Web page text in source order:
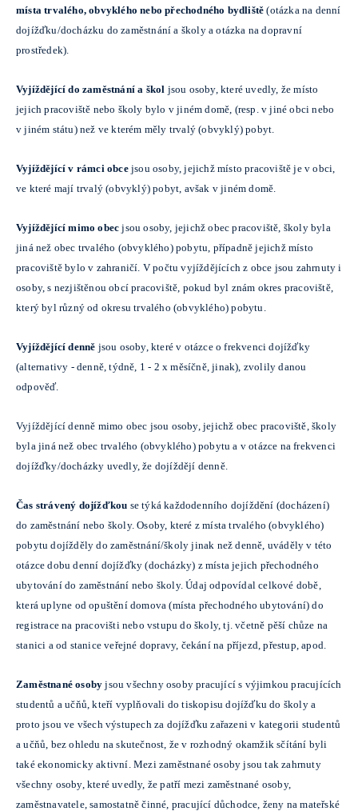
místa trvalého, obvyklého nebo přechodného bydliště (otázka na denní
dojížďku/docházku do zaměstnání a školy a otázka na dopravní
prostředek).
Vyjíždějící do zaměstnání a škol jsou osoby, které uvedly, že místo
jejich pracoviště nebo školy bylo v jiném domě, (resp. v jiné obci nebo
v jiném státu) než ve kterém měly trvalý (obvyklý) pobyt.
Vyjíždějící v rámci obcejsou osoby, jejichž místo pracoviště je v obci,
ve které mají trvalý (obvyklý) pobyt, avšak v jiném domě.
Vyjíždějící mimo obec jsou osoby, jejichž obec pracoviště, školy byla
jiná než obec trvalého (obvyklého) pobytu, případně jejichž místo
pracoviště bylo v zahraničí. V počtu vyjíždějících z obce jsou zahrnuty i
osoby, s nezjištěnou obcí pracoviště, pokud byl znám okres pracoviště,
který byl různý od okresu trvalého (obvyklého) pobytu.
Vyjíždějící denně jsou osoby, které v otázce o frekvenci dojížďky
(alternativy - denně, týdně, 1 - 2 x měsíčně, jinak), zvolily danou
odpověď.
Vyjíždějící denně mimo obec jsou osoby, jejichž obec pracoviště, školy
byla jiná než obec trvalého (obvyklého) pobytu a v otázce na frekvenci
dojížďky/docházky uvedly, že dojíždějí denně.
Čas strávený dojížďkou se týká každodenního dojíždění (docházení)
do zaměstnání nebo školy. Osoby, které z místa trvalého (obvyklého)
pobytu dojížděly do zaměstnání/školy jinak než denně, uváděly v této
otázce dobu denní dojížďky (docházky) z místa jejich přechodného
ubytování do zaměstnání nebo školy. Údaj odpovídal celkové době,
která uplyne od opuštění domova (místa přechodného ubytování) do
registrace na pracovišti nebo vstupu do školy, tj. včetně pěší chůze na
stanici a od stanice veřejné dopravy, čekání na příjezd, přestup, apod.
Zaměstnané osoby jsou všechny osoby pracující s výjimkou pracujících
studentů a učňů, kteří vyplňovali do tiskopisu dojížďku do školy a
proto jsou ve všech výstupech za dojížďku zařazeni v kategorii studentů
a učňů, bez ohledu na skutečnost, že v rozhodný okamžik sčítání byli
také ekonomicky aktivní. Mezi zaměstnané osoby jsou tak zahrnuty
všechny osoby, které uvedly, že patří mezi zaměstnané osoby,
zaměstnavatele, samostatně činné, pracující důchodce, ženy na mateřské